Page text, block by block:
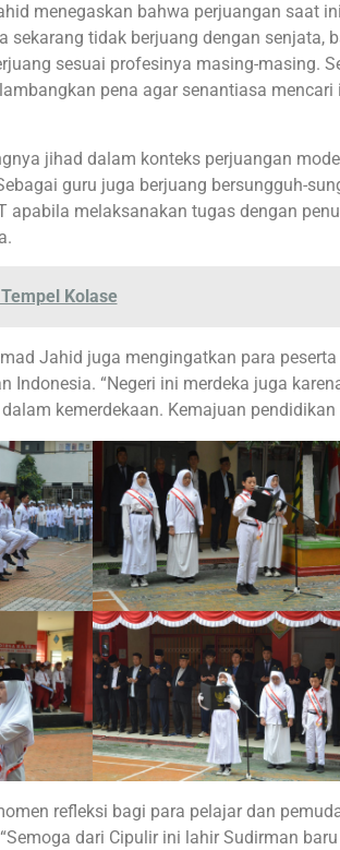
menegaskan bahwa perjuangan saat
sekarang tidak berjuang dengan senjata,
sesuai profesinya masing-masing.
pena agar senantiasa
jihad dalam konteks perjuangan
guru juga berjuang bersungguh-
apabila melaksanakan tugas dengan
Kolase
Jahid juga mengingatkan para
Indonesia. “Negeri ini merdeka juga
kemerdekaan. Kemajuan
refleksi bagi para pelajar dan
dari Cipulir ini lahir Sudirman